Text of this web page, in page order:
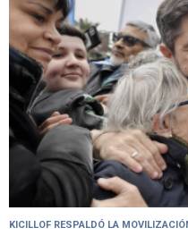
KICILLOF RESPALDÓ LA